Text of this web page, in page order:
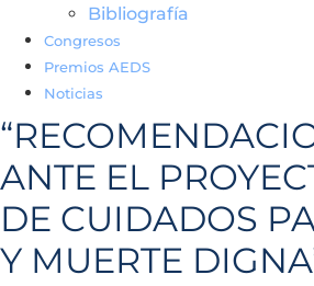
Bibliografía
Congresos
Premios AEDS
Noticias
ANTE EL
DE CUIDADOS
Y MUERTE